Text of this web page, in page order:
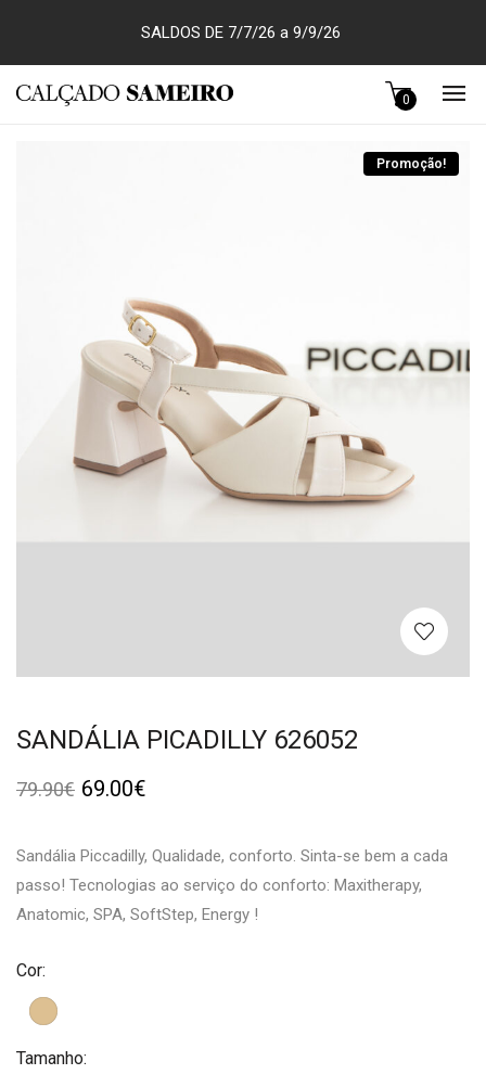
SALDOS DE 7/7/26 a 9/9/26
0
Promoção!
SANDÁLIA PICADILLY 626052
79.90€ 69.00€
Sandália Piccadilly, Qualidade, conforto. Sinta-se bem a cada
passo! Tecnologias ao serviço do conforto: Maxitherapy,
Anatomic, SPA, SoftStep, Energy !
Cor:
Tamanho: